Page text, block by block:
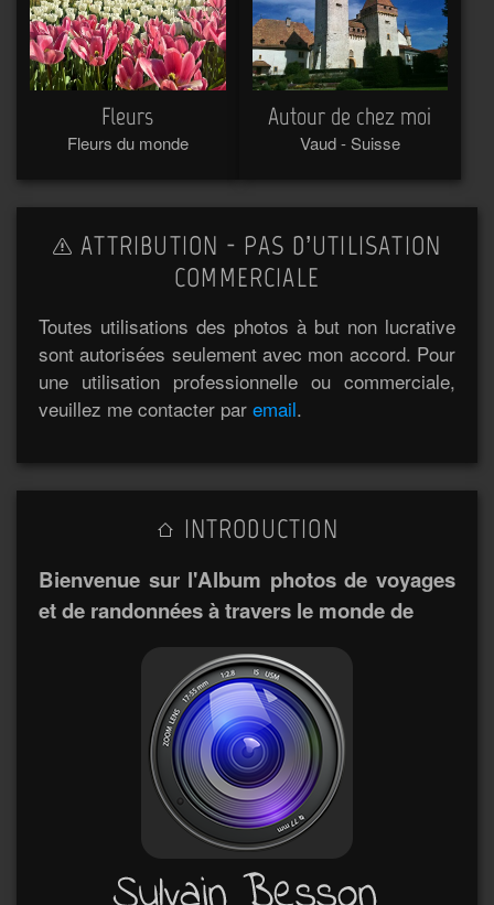
Fleurs
Fleurs du monde
Autour de chez moi
Vaud - Suisse
ATTRIBUTION - PAS D’UTILISATION
COMMERCIALE
Toutes utilisations des photos à but non lucrative
sont autorisées seulement avec mon accord. Pour
une utilisation professionnelle ou commerciale,
veuillez me contacter par email.
INTRODUCTION
Bienvenue sur l'Album photos de voyages
et de randonnées à travers le monde de